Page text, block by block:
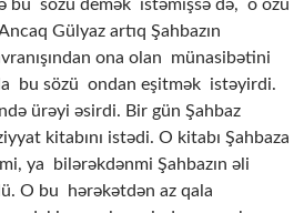
sözü demək istəmişsə də, o özü
Gülyaz artıq Şahbazın
ona olan münasibətini
bu sözü ondan eşitmək istəyirdi.
ürəyi əsirdi. Bir gün Şahbaz
kitabını istədi. O kitabı Şahbaza
ya bilərəkdənmi Şahbazın əli
O bu hərəkətdən az qala